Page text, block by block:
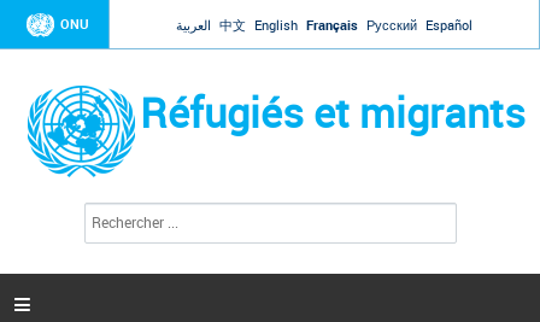
Jump to navigation
ONU العربية 中文 English Français Русский Español
Réfugiés et migrants
c
